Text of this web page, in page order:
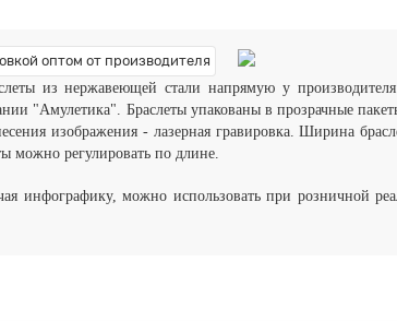
из нержавеющей стали напрямую у
"Амулетика". Браслеты упакованы в прозрачные
изображения - лазерная гравировка.Ширина
можно регулировать по длине.
инфографику, можно использовать при розничной